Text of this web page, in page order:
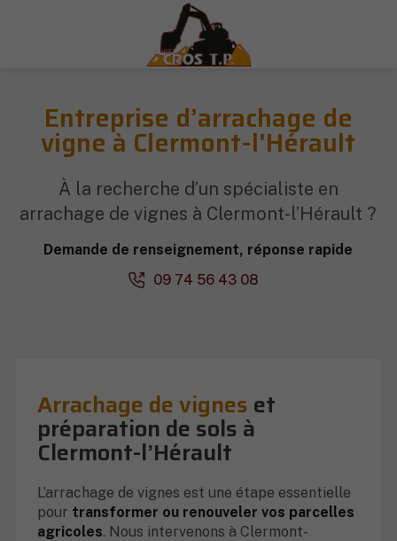
Entreprise d’arrachage de
vigne à Clermont-l'Hérault
À la recherche d’un spécialiste en
arrachage de vignes à Clermont-l’Hérault ?
Demande de renseignement, réponse rapide
09 74 56 43 08
Arrachage de vignes et
préparation de sols à
Clermont-l’Hérault
L’arrachage de vignes est une étape essentielle
pour transformer ou renouveler vos parcelles
agricoles. Nous intervenons à Clermont-